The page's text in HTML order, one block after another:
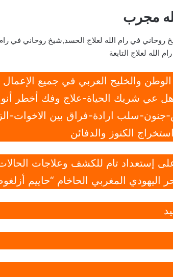
مجرب
روحاني في رام الله لعلاج الحسد,شيخ روحاني في
لعلاج التابعة
والخليج العربي في جميع الإعمال
عي شريك الحياة-علاج وفك أخطر
جنون-سلب ارادة-فراق بين الاخوات-
الكنوز والدفائن
على إستعداد تام للكشف وعلاجات
المغربي الحاخام “حاييم